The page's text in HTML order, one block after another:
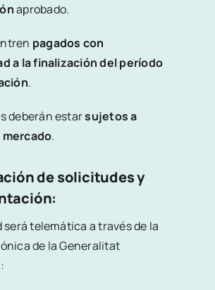
aprobado.
pagados con
a la finalización del período
.
deberán estarsujetos a
.
de solicitudes y
será telemática a través de la
de la Generalitat